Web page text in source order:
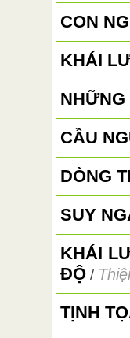
CON
KHÁI
CẦU
DÒNG
SUY
KHÁI
ĐỘ /
TỊNH